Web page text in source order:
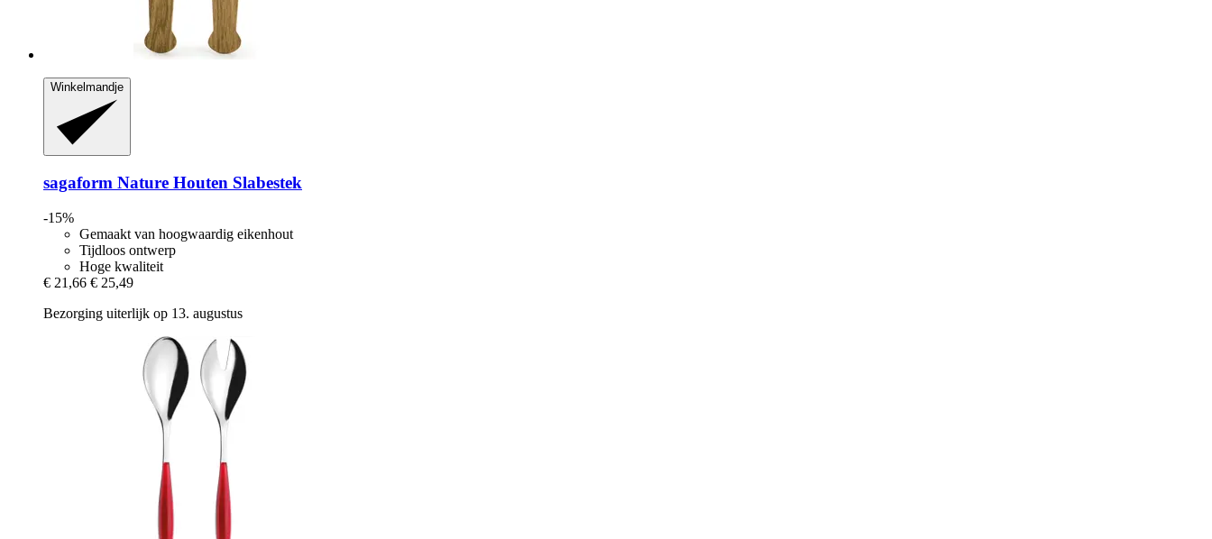
Winkelmandje
sagaform Nature Houten Slabestek
-15%
Gemaakt van hoogwaardig eikenhout
Tijdloos ontwerp
Hoge kwaliteit
€ 21,66 € 25,49
Bezorging uiterlijk op 13. augustus